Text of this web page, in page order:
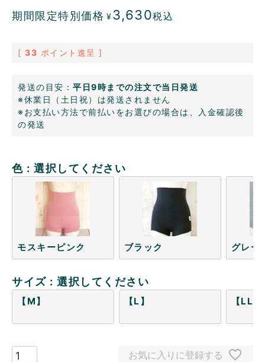
期間限定特別価格 ¥3,630税込
[ 33 ポイント進呈 ]
発送の目安： 平日9時までの注文で当日発送
※休業日（土日祝）は発送されません
※お支払い方法で前払いをお選びの場合は、入金確認後
の発送
色 選択してください
モスキーピンク ブラック グレー
サイズ 選択してください
【M】 【L】 【LL】
お気に入りに登録する